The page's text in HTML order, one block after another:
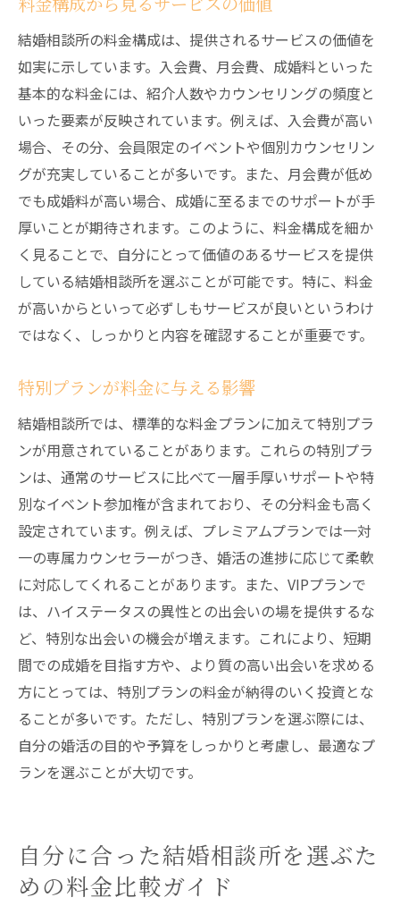
結婚相談所の料金構成は、提供されるサービスの価値を
如実に示しています。入会費、月会費、成婚料といった
基本的な料金には、紹介人数やカウンセリングの頻度と
いった要素が反映されています。例えば、入会費が高い
場合、その分、会員限定のイベントや個別カウンセリン
グが充実していることが多いです。また、月会費が低め
でも成婚料が高い場合、成婚に至るまでのサポートが手
厚いことが期待されます。このように、料金構成を細か
く見ることで、自分にとって価値のあるサービスを提供
している結婚相談所を選ぶことが可能です。特に、料金
が高いからといって必ずしもサービスが良いというわけ
ではなく、しっかりと内容を確認することが重要です。
特別プランが料金に与える影響
結婚相談所では、標準的な料金プランに加えて特別プラ
ンが用意されていることがあります。これらの特別プラ
ンは、通常のサービスに比べて一層手厚いサポートや特
別なイベント参加権が含まれており、その分料金も高く
設定されています。例えば、プレミアムプランでは一対
一の専属カウンセラーがつき、婚活の進捗に応じて柔軟
に対応してくれることがあります。また、VIPプランで
は、ハイステータスの異性との出会いの場を提供するな
ど、特別な出会いの機会が増えます。これにより、短期
間での成婚を目指す方や、より質の高い出会いを求める
方にとっては、特別プランの料金が納得のいく投資とな
ることが多いです。ただし、特別プランを選ぶ際には、
自分の婚活の目的や予算をしっかりと考慮し、最適なプ
ランを選ぶことが大切です。
自分に合った結婚相談所を選ぶた
めの料金比較ガイド